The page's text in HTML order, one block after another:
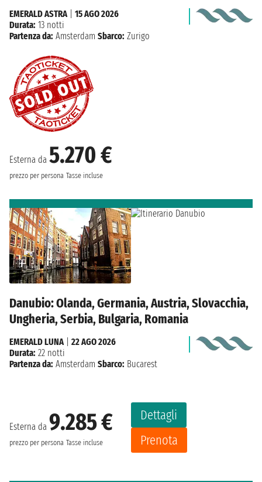
Esterna da 5.270 €
prezzo per persona Tasse incluse
EMERALD ASTRA| 15 AGO 2026
Durata: 13 notti
Partenza da: Amsterdam Sbarco: Zurigo
Danubio: Olanda, Germania, Austria, Slovacchia,
Ungheria, Serbia, Bulgaria, Romania
Esterna da 9.285 €
prezzo per persona Tasse incluse
Dettagli
Prenota
EMERALD LUNA| 22 AGO 2026
Durata: 22 notti
Partenza da: Amsterdam Sbarco: Bucarest